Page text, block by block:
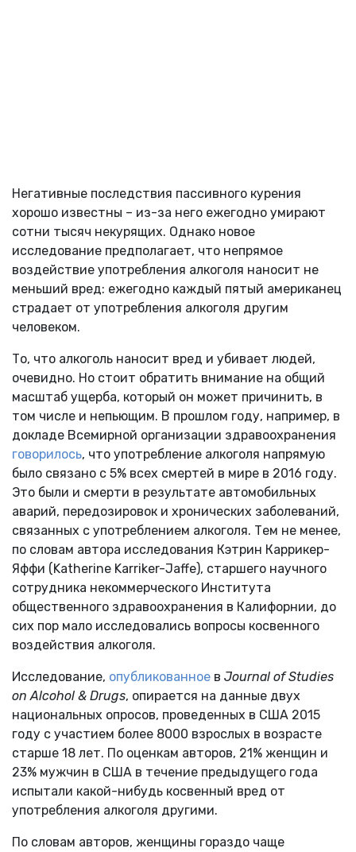
Негативные последствия пассивного курения
хорошо известны – из-за него ежегодно умирают
сотни тысяч некурящих. Однако новое
исследование предполагает, что непрямое
воздействие употребления алкоголя наносит не
меньший вред: ежегодно каждый пятый американец
страдает от употребления алкоголя другим
человеком.
То, что алкоголь наносит вред и убивает людей,
очевидно. Но стоит обратить внимание на общий
масштаб ущерба, который он может причинить, в
том числе и непьющим. В прошлом году, например, в
докладе Всемирной организации здравоохранения
говорилось, что употребление алкоголя напрямую
было связано с 5% всех смертей в мире в 2016 году.
Это были и смерти в результате автомобильных
аварий, передозировок и хронических заболеваний,
связанных с употреблением алкоголя. Тем не менее,
по словам автора исследования Кэтрин Каррикер-
Яффи (Katherine Karriker-Jaffe), старшего научного
сотрудника некоммерческого Института
общественного здравоохранения в Калифорнии, до
сих пор мало исследовались вопросы косвенного
воздействия алкоголя.
Исследование, опубликованное в Journal of Studies
on Alcohol & Drugs, опирается на данные двух
национальных опросов, проведенных в США 2015
году с участием более 8000 взрослых в возрасте
старше 18 лет. По оценкам авторов, 21% женщин и
23% мужчин в США в течение предыдущего года
испытали какой-нибудь косвенный вред от
употребления алкоголя другими.
По словам авторов, женщины гораздо чаще